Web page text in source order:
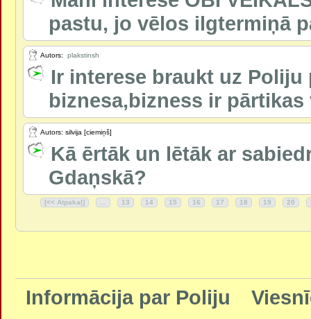
pastu, jo vēlos ilgtermiņā
Autors: plakstinsh
Ir interese braukt uz
biznesa,bizness ir
Autors: silvija [ciemiņš]
Kā ērtāk un lētāk ar
Gdaņskā?
[<< Atpakaļ] 13 14 15 16 17 18 19 20
Informācija par Poliju